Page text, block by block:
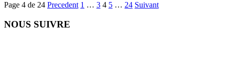
Page 4 de 24 Precedent 1 … 3 4 5 … 24 Suivant
NOUS SUIVRE